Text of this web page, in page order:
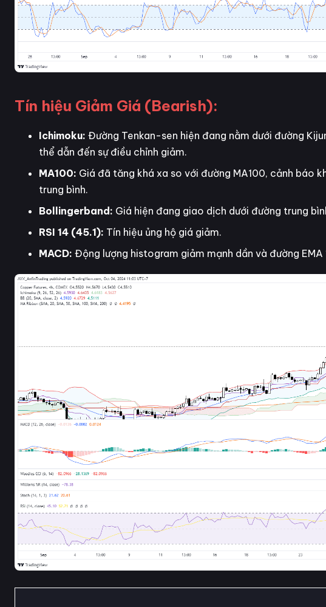
Tín hiệu Giảm Giá (Bearish):
Ichimoku: Đường Tenkan-sen hiện đang nằm dưới đường
thể dẫn đến sự điều chỉnh giảm.
MA100: Giá đã tăng khá xa so với đường MA100, cảnh báo
trung bình.
Bollingerband: Giá hiện đang giao dịch dưới đường trung
RSI 14 (45.1): Tín hiệu ủng hộ giá giảm.
MACD: Động lượng histogram giảm mạnh dần và đường